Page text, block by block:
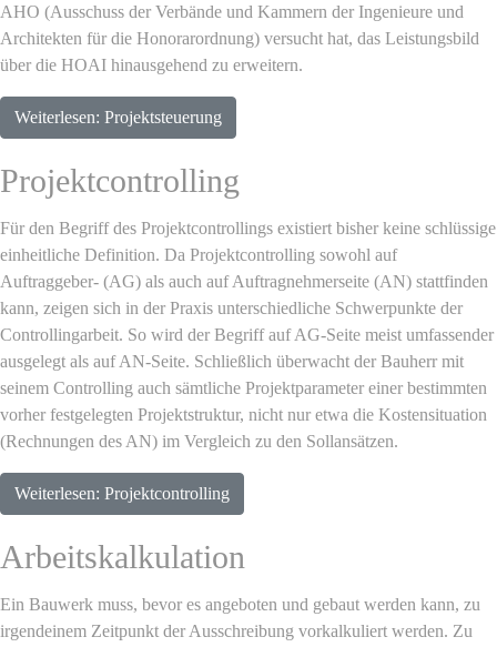
AHO (Ausschuss der Verbände und Kammern der Ingenieure und
Architekten für die Honorarordnung) versucht hat, das Leistungsbild
über die HOAI hinausgehend zu erweitern.
Weiterlesen: Projektsteuerung
Projektcontrolling
Für den Begriff des Projektcontrollings existiert bisher keine schlüssige
einheitliche Definition. Da Projektcontrolling sowohl auf
Auftraggeber- (AG) als auch auf Auftragnehmerseite (AN) stattfinden
kann, zeigen sich in der Praxis unterschiedliche Schwerpunkte der
Controllingarbeit. So wird der Begriff auf AG-Seite meist umfassender
ausgelegt als auf AN-Seite. Schließlich überwacht der Bauherr mit
seinem Controlling auch sämtliche Projektparameter einer bestimmten
vorher festgelegten Projektstruktur, nicht nur etwa die Kostensituation
(Rechnungen des AN) im Vergleich zu den Sollansätzen.
Weiterlesen: Projektcontrolling
Arbeitskalkulation
Ein Bauwerk muss, bevor es angeboten und gebaut werden kann, zu
irgendeinem Zeitpunkt der Ausschreibung vorkalkuliert werden. Zu